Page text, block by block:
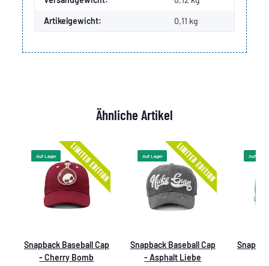
Artikelgewicht: 0,11 kg
Ähnliche Artikel
Auf Lager
Snapback Baseball Cap
- Cherry Bomb
Auf Lager
Snapback Baseball Cap
- Asphalt Liebe
Auf Lager